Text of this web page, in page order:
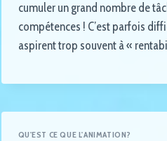
cumuler un grand nombre de
compétences ! C’est parfois
aspirent trop souvent à «
QU'EST CE QUE L'ANIMATION?